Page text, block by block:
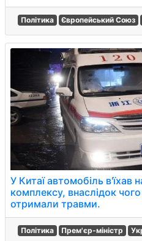
Політика Європейський Союз
У Китаї автомобіль в'їхав
комплексу, внаслідок
отримали травми.
Політика Прем'єр-міністр